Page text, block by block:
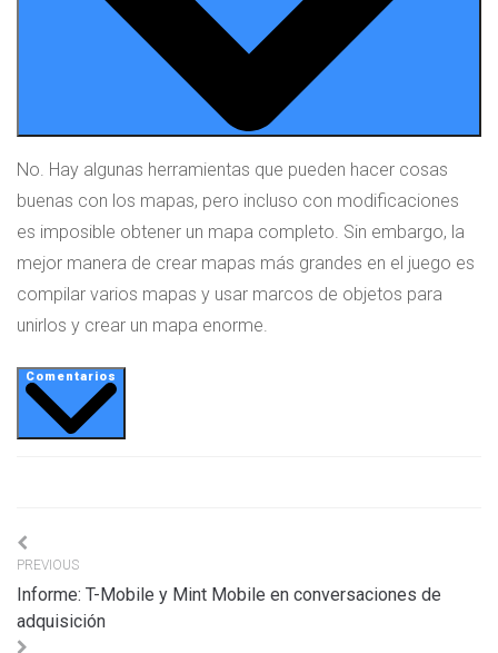
No. Hay algunas herramientas que pueden hacer cosas
buenas con los mapas, pero incluso con modificaciones
es imposible obtener un mapa completo. Sin embargo, la
mejor manera de crear mapas más grandes en el juego es
compilar varios mapas y usar marcos de objetos para
unirlos y crear un mapa enorme.
Comentarios
Navigation
de
l’article
PREVIOUS
Informe: T-Mobile y Mint Mobile en conversaciones de
adquisición